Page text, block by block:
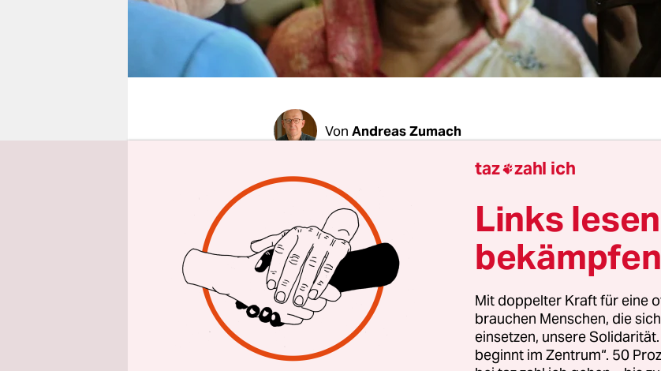
abo
genossenschaft
epaper login
Von Andreas Zumach
taz| Der UN-Gipfel zur Umsetzung der
Bekämpfung der Armut ist bei den deutschen
Nichtregierungsorganisationen (NRO) auf große
gestoßen. Scharfe Kritik übten die NRO am Auftritt der
Bundesregierung. Kanzlerin Angela Merkel sei "mit
aber leeren Händen" nach New York gekommen,
Entwicklungspolitik deutscher NRO" (VENRO).
Misereor, der Evangelische Entwicklungsdienst
taz zahl ich
Links
bekämpfen
Mit doppelter Kraft für eine
brauchen Menschen, die
einsetzen, unsere
beginnt im Zentrum“. 50